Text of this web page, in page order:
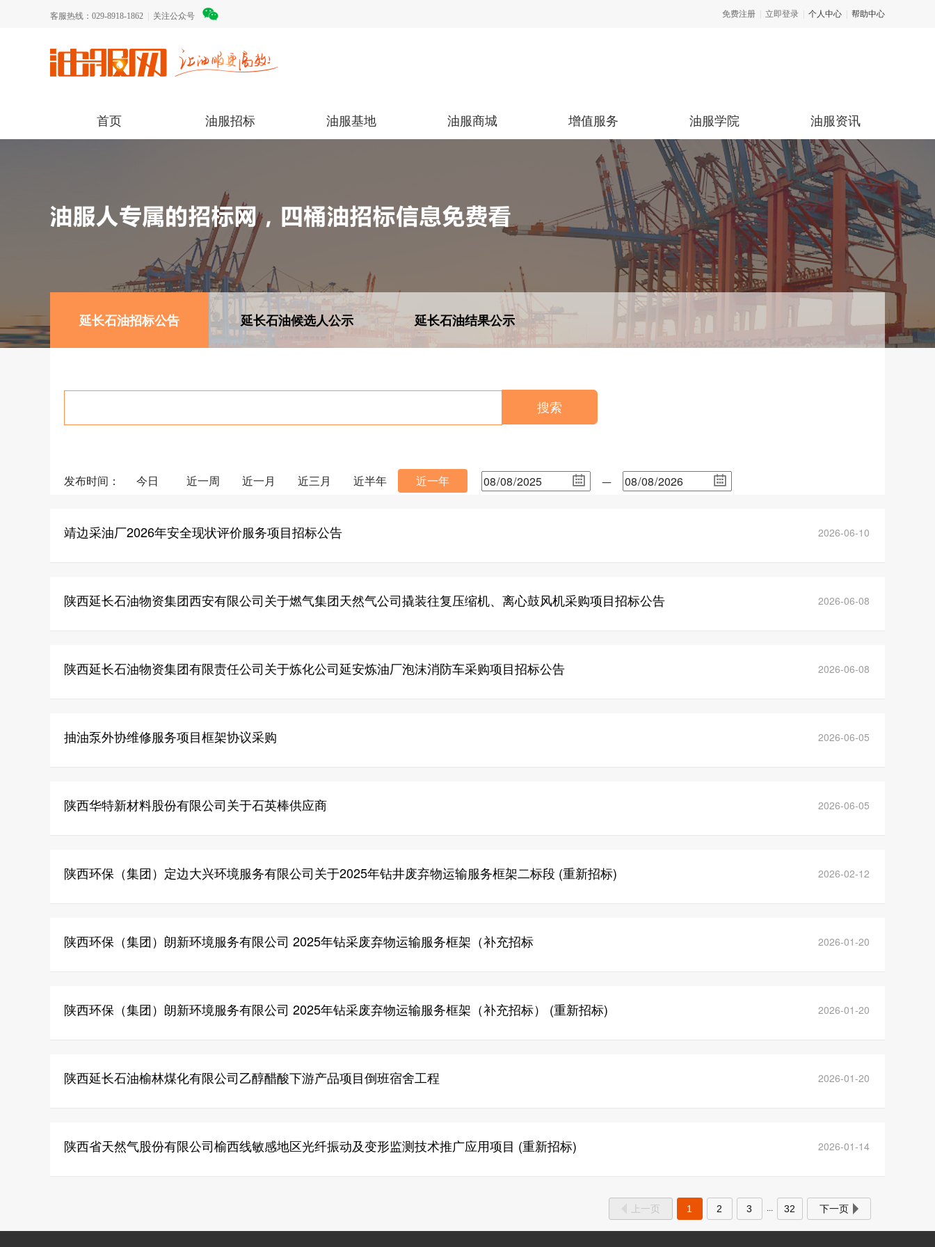
客服热线：029-8918-1862 关注公众号 免费注册 立即登录 个人中心 帮助中心
首页 油服招标 油服基地 油服商城 增值服务 油服学院 油服资讯
延长石油招标公告 延长石油候选人公示 延长石油结果公示
搜索
发布时间： 今日 近一周 近一月 近三月 近半年 近一年 ㅡ
靖边采油厂2026年安全现状评价服务项目招标公告 2026-06-10
陕西延长石油物资集团西安有限公司关于燃气集团天然气公司撬装往复压缩机、离心鼓风机采购项目招标公告 2026-06-08
陕西延长石油物资集团有限责任公司关于炼化公司延安炼油厂泡沫消防车采购项目招标公告 2026-06-08
抽油泵外协维修服务项目框架协议采购 2026-06-05
陕西华特新材料股份有限公司关于石英棒供应商 2026-06-05
陕西环保（集团）定边大兴环境服务有限公司关于2025年钻井废弃物运输服务框架二标段 (重新招标) 2026-02-12
陕西环保（集团）朗新环境服务有限公司 2025年钻采废弃物运输服务框架（补充招标 2026-01-20
陕西环保（集团）朗新环境服务有限公司 2025年钻采废弃物运输服务框架（补充招标） (重新招标) 2026-01-20
陕西延长石油榆林煤化有限公司乙醇醋酸下游产品项目倒班宿舍工程 2026-01-20
陕西省天然气股份有限公司榆西线敏感地区光纤振动及变形监测技术推广应用项目 (重新招标) 2026-01-14
上一页 1 2 3 ... 32 下一页